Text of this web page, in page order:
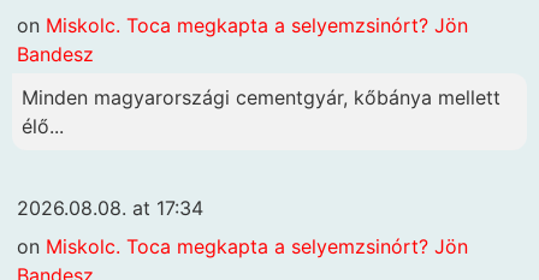
on Miskolc. Toca megkapta a selyemzsinórt? Jön
Bandesz
Minden magyarországi cementgyár, kőbánya mellett
élő...
2026.08.08. at 17:34
on Miskolc. Toca megkapta a selyemzsinórt? Jön